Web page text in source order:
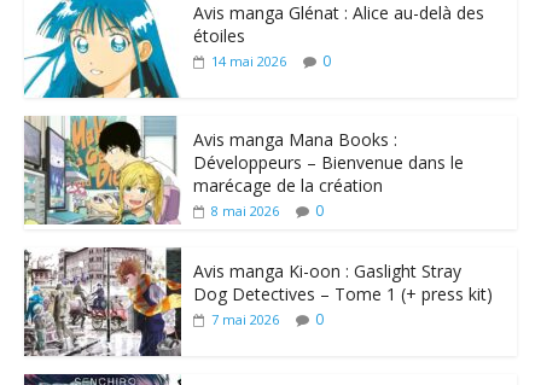
Avis manga Glénat : Alice au-delà des
étoiles
14 mai 2026 0
Avis manga Mana Books :
Développeurs – Bienvenue dans le
marécage de la création
8 mai 2026 0
Avis manga Ki-oon : Gaslight Stray
Dog Detectives – Tome 1 (+ press kit)
7 mai 2026 0